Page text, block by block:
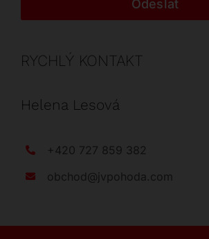
Odeslat
RYCHLÝ KONTAKT
Helena Lesová
+420 727 859 382
obchod@jvpohoda.com